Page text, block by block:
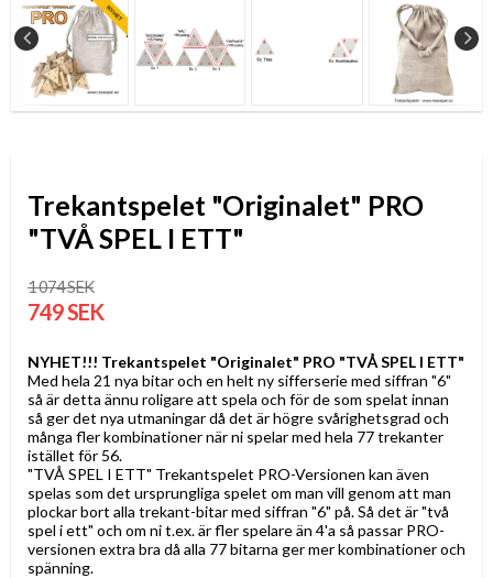
Trekantspelet "Originalet" PRO
"TVÅ SPEL I ETT"
1 074 SEK
749 SEK
NYHET!!! Trekantspelet "Originalet" PRO "TVÅ SPEL I ETT"
Med hela 21 nya bitar och en helt ny sifferserie med siffran "6"
så är detta ännu roligare att spela och för de som spelat innan
så ger det nya utmaningar då det är högre svårighetsgrad och
många fler kombinationer när ni spelar med hela 77 trekanter
istället för 56.
"TVÅ SPEL I ETT" Trekantspelet PRO-Versionen kan även
spelas som det ursprungliga spelet om man vill genom att man
plockar bort alla trekant-bitar med siffran "6" på. Så det är "två
spel i ett" och om ni t.ex. är fler spelare än 4'a så passar PRO-
versionen extra bra då alla 77 bitarna ger mer kombinationer och
spänning.